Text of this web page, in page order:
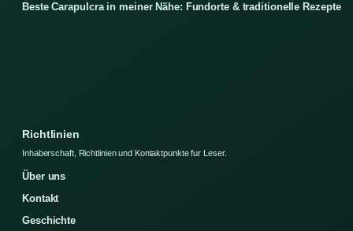
Beste Carapulcra in meiner Nähe: Fundorte & traditionelle Rezepte
Richtlinien
Inhaberschaft, Richtlinien und Kontaktpunkte fur Leser.
Über uns
Kontakt
Geschichte